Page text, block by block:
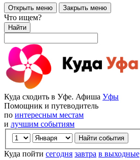
Открыть меню Закрыть меню
Что ищем?
Найти
Куда сходить в Уфе. Афиша Уфы
Помощник и путеводитель
по интересным местам
и лучшим событиям
Куда пойти сегодня завтра в выходные